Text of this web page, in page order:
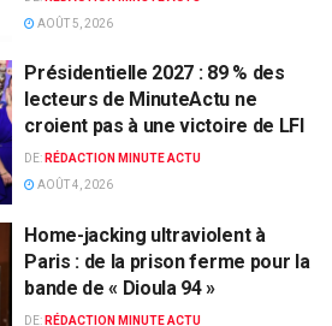
AOÛT 5, 2026
Présidentielle 2027 : 89 % des
lecteurs de MinuteActu ne
croient pas à une victoire de LFI
DE: RÉDACTION MINUTE ACTU
AOÛT 4, 2026
Home-jacking ultraviolent à
Paris : de la prison ferme pour la
bande de « Dioula 94 »
DE: RÉDACTION MINUTE ACTU